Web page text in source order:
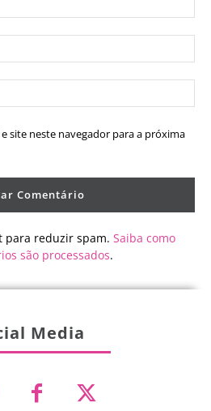
site neste navegador para a próxima
para reduzir spam. Saiba como
são processados.
Media